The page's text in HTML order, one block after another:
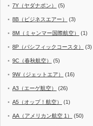
7Y（ヤダナポン） (5)
8B（ビジネスエアー） (3)
8M（ミャンマー国際航空） (1)
8P（パシフィックコースタ） (3)
9C（春秋航空） (5)
9W（ジェットエア） (16)
A3（エーゲ航空） (26)
A5（オップ！航空） (1)
AA（アメリカン航空 1） (50)